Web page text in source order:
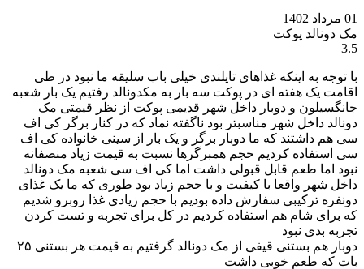
01 مرداد 1402
مک دونالد پوکت
3.5
با توجه به اینکه غذاهای تایلندی خیلی باب سلیقه ما نبود در طی
اقامت یک هفته ای در پوکت سه بار به مکدونالد رفتیم یک بار شعبه
جانگسیلون و دوبار داخل شهر قدیمی پوکت از نظر قیمتی مک
دونالد داخل شهر مناسبتر بود ناگفته نماد که در کنار برگر کی اف
سی هم داشتند که ما دوبار برگر و یک بار از سینی خانواده کی اف
سی استفاده کردیم حجم همبرگرها نسبت به قیمت زیاد منصفانه
نبود اما طعم قابل قبولی داشت اما کی اف سی شعبه مک دونالد
داخل شهر واقعا با کیفیت و با حجم زیاد بود طوری که ما یک غذای
دونفره ترکیبی سفارش داده بودیم با حجم زیادی غذا روبرو شدیم
که برای شام هم استفاده کردیم در کل برای تجربه و تست کردن
تجربه بدی نبود
دوبار هم بستنی قیفی از مک دونالد گرفتیم به قیمت هر بستنی ۲۵
بات که طعم خوبی داشت